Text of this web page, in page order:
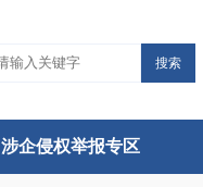
搜索
涉企侵权举报专区